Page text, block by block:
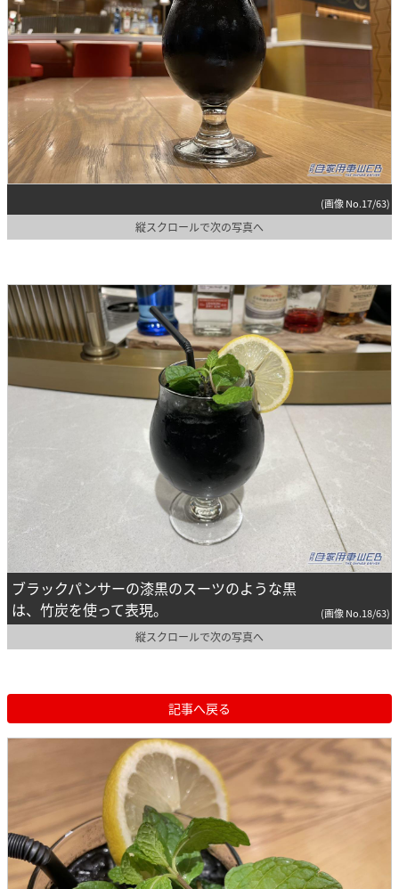
(画像 No.17/63)
縦スクロールで次の写真へ
ブラックパンサーの漆黒のスーツのような黒
は、竹炭を使って表現。
(画像 No.18/63)
縦スクロールで次の写真へ
記事へ戻る